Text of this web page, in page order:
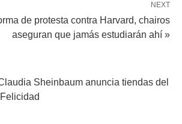
NEXT
de protesta contra Harvard, chairos
aseguran que jamás estudiarán ahí »
Sheinbaum anuncia tiendas del